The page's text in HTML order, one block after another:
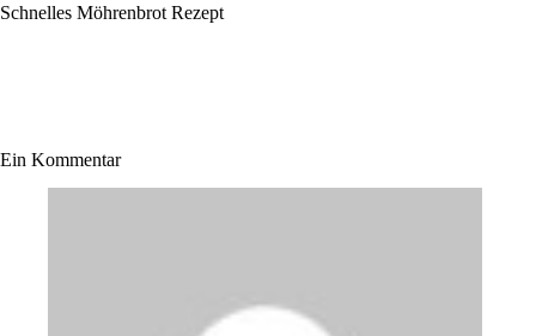
Schnelles Möhrenbrot Rezept
Ein Kommentar